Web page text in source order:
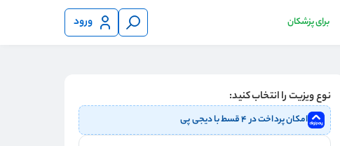
ورود برای پزشکان
نوع ویزیت را انتخاب کنید:
امکان پرداخت در ۴ قسط با دیجی پی